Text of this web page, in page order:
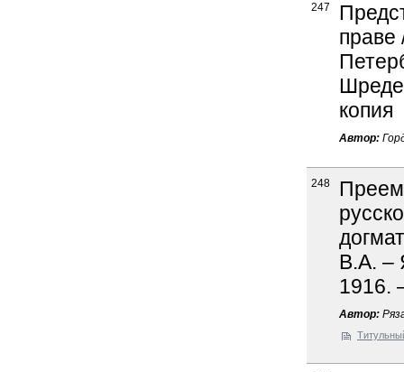
247
праве
копия
Автор:
248
В.А. –
1916.
Автор: